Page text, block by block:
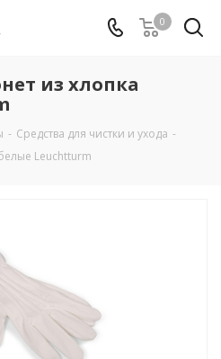
0
из хлопка
- Средства для чистки и ухода -
Leuchtturm